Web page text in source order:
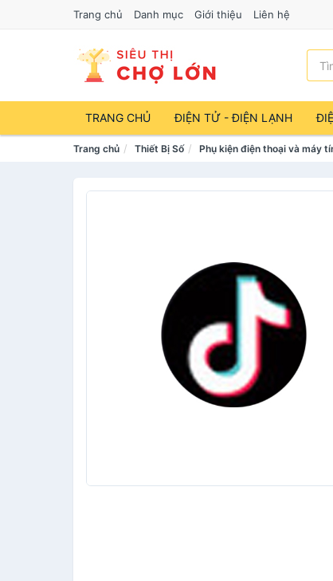
Trang chủ Danh mục Giới thiệu Liên hệ
TRANG CHỦ ĐIỆN TỬ - ĐIỆN LẠNH
Trang chủ Thiết Bị Số Phụ kiện điện thoại và máy